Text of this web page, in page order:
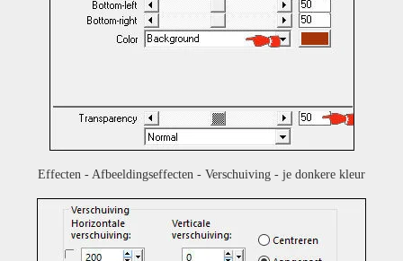
Effecten - Afbeeldingseffecten - Verschuiving - je donkere kleur